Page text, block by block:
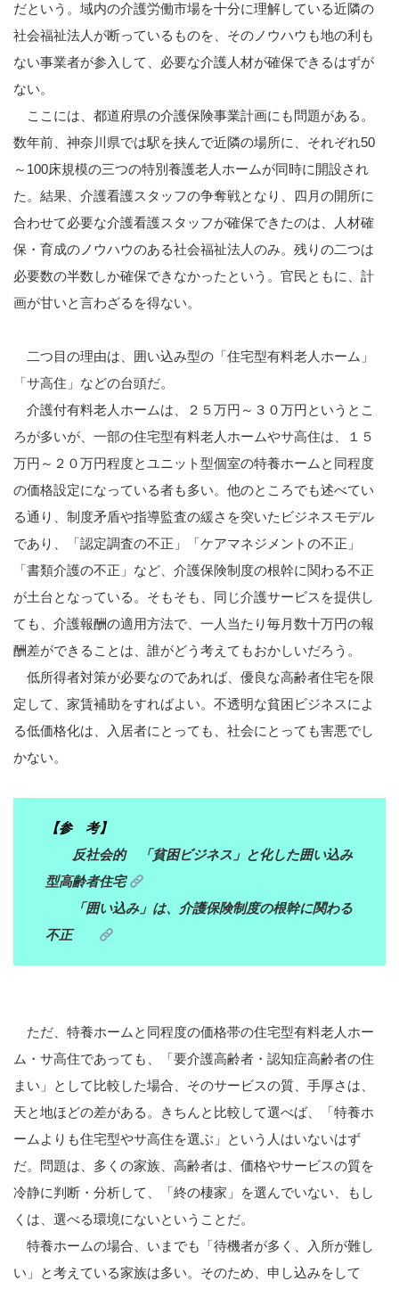
だという。域内の介護労働市場を十分に理解している近隣の
社会福祉法人が断っているものを、そのノウハウも地の利も
ない事業者が参入して、必要な介護人材が確保できるはずが
ない。
ここには、都道府県の介護保険事業計画にも問題がある。
数年前、神奈川県では駅を挟んで近隣の場所に、それぞれ50
～100床規模の三つの特別養護老人ホームが同時に開設され
た。結果、介護看護スタッフの争奪戦となり、四月の開所に
合わせて必要な介護看護スタッフが確保できたのは、人材確
保・育成のノウハウのある社会福祉法人のみ。残りの二つは
必要数の半数しか確保できなかったという。官民ともに、計
画が甘いと言わざるを得ない。
二つ目の理由は、囲い込み型の「住宅型有料老人ホーム」
「サ高住」などの台頭だ。
介護付有料老人ホームは、２５万円～３０万円というとこ
ろが多いが、一部の住宅型有料老人ホームやサ高住は、１５
万円～２０万円程度とユニット型個室の特養ホームと同程度
の価格設定になっている者も多い。他のところでも述べてい
る通り、制度矛盾や指導監査の緩さを突いたビジネスモデル
であり、「認定調査の不正」「ケアマネジメントの不正」
「書類介護の不正」など、介護保険制度の根幹に関わる不正
が土台となっている。そもそも、同じ介護サービスを提供し
ても、介護報酬の適用方法で、一人当たり毎月数十万円の報
酬差ができることは、誰がどう考えてもおかしいだろう。
低所得者対策が必要なのであれば、優良な高齢者住宅を限
定して、家賃補助をすればよい。不透明な貧困ビジネスによ
る低価格化は、入居者にとっても、社会にとっても害悪でし
かない。
【参 考】
反社会的 「貧困ビジネス」と化した囲い込み
型高齢者住宅
「囲い込み」は、介護保険制度の根幹に関わる
不正
ただ、特養ホームと同程度の価格帯の住宅型有料老人ホー
ム・サ高住であっても、「要介護高齢者・認知症高齢者の住
まい」として比較した場合、そのサービスの質、手厚さは、
天と地ほどの差がある。きちんと比較して選べば、「特養ホ
ームよりも住宅型やサ高住を選ぶ」という人はいないはず
だ。問題は、多くの家族、高齢者は、価格やサービスの質を
冷静に判断・分析して、「終の棲家」を選んでいない、もし
くは、選べる環境にないということだ。
特養ホームの場合、いまでも「待機者が多く、入所が難し
い」と考えている家族は多い。そのため、申し込みをして